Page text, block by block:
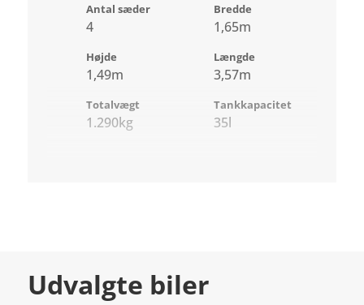
Antal sæder
4
Bredde
1,65m
Højde
1,49m
Længde
3,57m
Totalvægt
1.290kg
Tankkapacitet
35l
Udvalgte biler